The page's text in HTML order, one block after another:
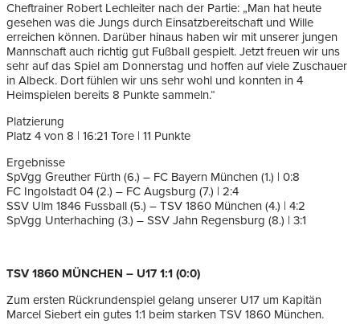
Cheftrainer Robert Lechleiter nach der Partie: „Man hat heute
gesehen was die Jungs durch Einsatzbereitschaft und Wille
erreichen können. Darüber hinaus haben wir mit unserer jungen
Mannschaft auch richtig gut Fußball gespielt. Jetzt freuen wir uns
sehr auf das Spiel am Donnerstag und hoffen auf viele Zuschauer
in Albeck. Dort fühlen wir uns sehr wohl und konnten in 4
Heimspielen bereits 8 Punkte sammeln.“
Platzierung
Platz 4 von 8 | 16:21 Tore | 11 Punkte
Ergebnisse
SpVgg Greuther Fürth (6.) – FC Bayern München (1.) | 0:8
FC Ingolstadt 04 (2.) – FC Augsburg (7.) | 2:4
SSV Ulm 1846 Fussball (5.) – TSV 1860 München (4.) | 4:2
SpVgg Unterhaching (3.) – SSV Jahn Regensburg (8.) | 3:1
TSV 1860 MÜNCHEN – U17 1:1 (0:0)
Zum ersten Rückrundenspiel gelang unserer U17 um Kapitän
Marcel Siebert ein gutes 1:1 beim starken TSV 1860 München.